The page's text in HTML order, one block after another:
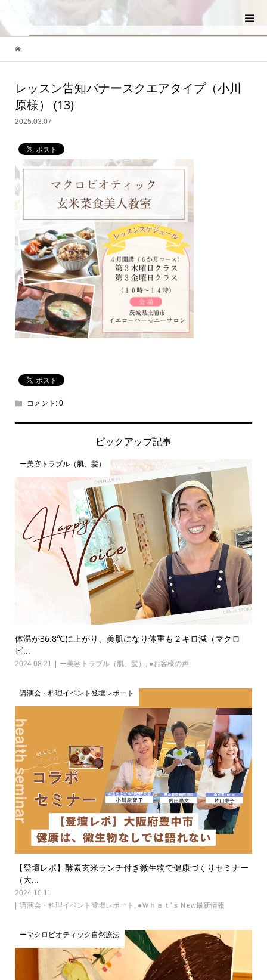
レッスン告知バナースクエアタイプ（小川
原様） (13)
2025.03.07
コメント: 0
ピックアップ記事
ー美容トラブル（肌、髪）
体温が36.8℃に上がり、美肌になり体重も２キロ減（マクロ
ビ...
2024.08.21 ー美容トラブル（肌、髪） , ●お客様の声
講演会・料理イベント登壇レポート
【登壇レポ】酵素玄米ランチ付き微生物で健康づくりセミナー
（大...
2024.10.11
講演会・料理イベント登壇レポート , ●Ｗｈａｔ’ｓＮew最新情報
ーマクロビオティック自然療法